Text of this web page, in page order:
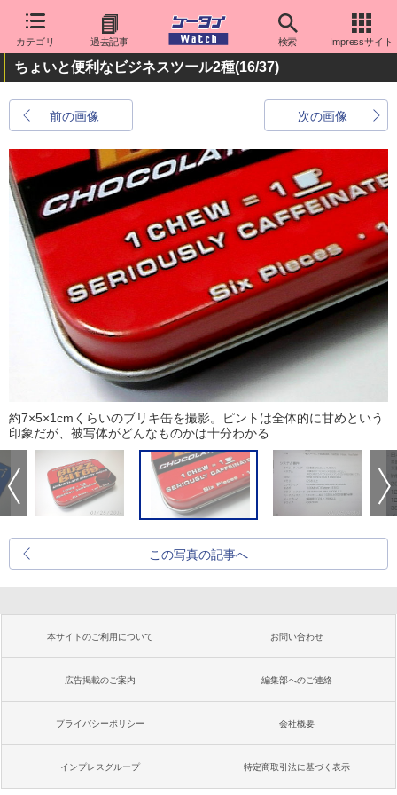
カテゴリ 過去記事 検索 Impressサイト
ちょいと便利なビジネスツール2種(16/37)
前の画像 次の画像
約7×5×1cmくらいのブリキ缶を撮影。ピントは全体的に甘めという
印象だが、被写体がどんなものかは十分わかる
この写真の記事へ
本サイトのご利用について お問い合わせ
広告掲載のご案内 編集部へのご連絡
プライバシーポリシー 会社概要
インプレスグループ 特定商取引法に基づく表示